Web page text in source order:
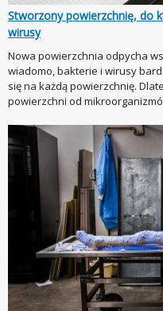
Stworzony powierzchnię, do
wirusy
Nowa powierzchnia odpycha
wiadomo, bakterie i wirusy
się na każdą powierzchnię.
powierzchni od